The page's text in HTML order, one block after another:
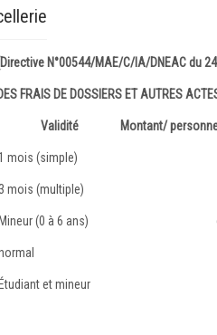
N°00544/MAE/C/IA/DNEAC du
FRAIS DE DOSSIERS ET AUTRES
Validité Montant/
1 mois (simple)
3 mois (multiple)
Mineur (0 à 6 ans)
Étudiant et mineur